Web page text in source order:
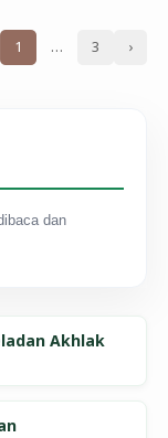
1 … 3 ›
dan
Akhlak